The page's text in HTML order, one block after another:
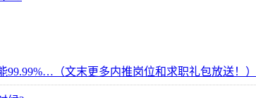
99.99%…（文末更多内推岗位和求职礼包放送！）